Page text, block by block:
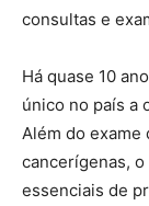
consultas e
Há quase 10
único no país a
Além do
cancerígenas,
essenciais de